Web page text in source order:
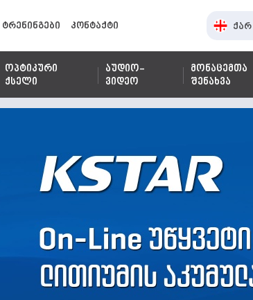
ტრენინგები კონტაქტი ქარ
ოპტიკური
ქსელი
აუდიო-
ვიდეო
მონაცემთა
შენახვა